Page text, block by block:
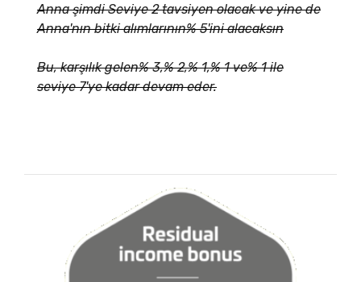
Anna şimdi Seviye 2 tavsiyen olacak ve yine de
Anna'nın bitki alımlarının% 5'ini alacaksın
Bu, karşılık gelen% 3,% 2,% 1,% 1 ve% 1 ile
seviye 7'ye kadar devam eder.